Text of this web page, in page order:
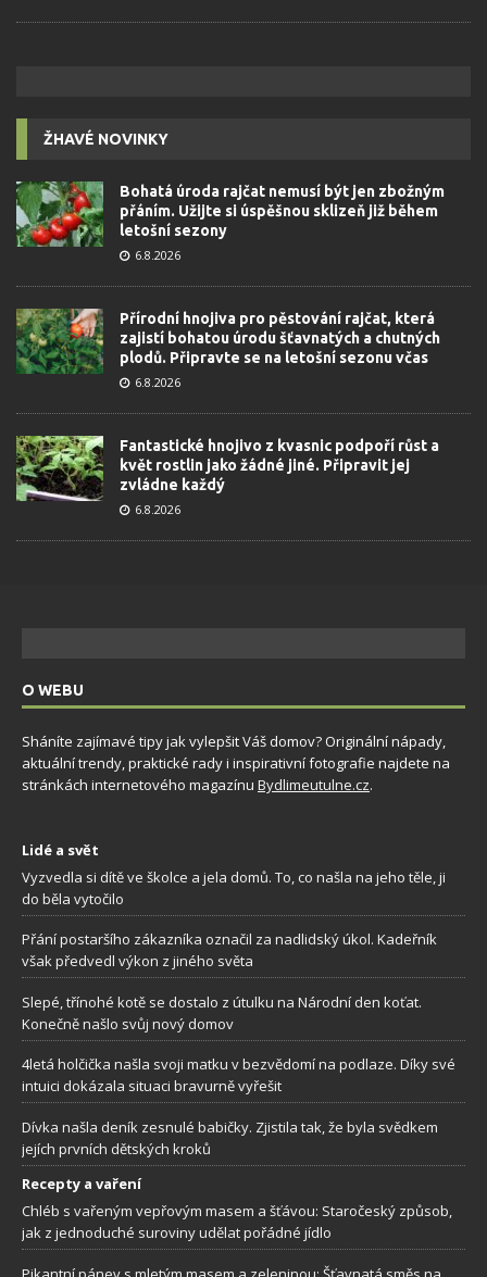
ŽHAVÉ NOVINKY
Bohatá úroda rajčat nemusí být jen zbožným
přáním. Užijte si úspěšnou sklizeň již během
letošní sezony
6.8.2026
Přírodní hnojiva pro pěstování rajčat, která
zajistí bohatou úrodu šťavnatých a chutných
plodů. Připravte se na letošní sezonu včas
6.8.2026
Fantastické hnojivo z kvasnic podpoří růst a
květ rostlin jako žádné jiné. Připravit jej
zvládne každý
6.8.2026
O WEBU
Sháníte zajímavé tipy jak vylepšit Váš domov? Originální nápady,
aktuální trendy, praktické rady i inspirativní fotografie najdete na
stránkách internetového magazínu Bydlimeutulne.cz.
Lidé a svět
Vyzvedla si dítě ve školce a jela domů. To, co našla na jeho těle, ji
do běla vytočilo
Přání postaršího zákazníka označil za nadlidský úkol. Kadeřník
však předvedl výkon z jiného světa
Slepé, třínohé kotě se dostalo z útulku na Národní den koťat.
Konečně našlo svůj nový domov
4letá holčička našla svoji matku v bezvědomí na podlaze. Díky své
intuici dokázala situaci bravurně vyřešit
Dívka našla deník zesnulé babičky. Zjistila tak, že byla svědkem
jejích prvních dětských kroků
Recepty a vaření
Chléb s vařeným vepřovým masem a šťávou: Staročeský způsob,
jak z jednoduché suroviny udělat pořádné jídlo